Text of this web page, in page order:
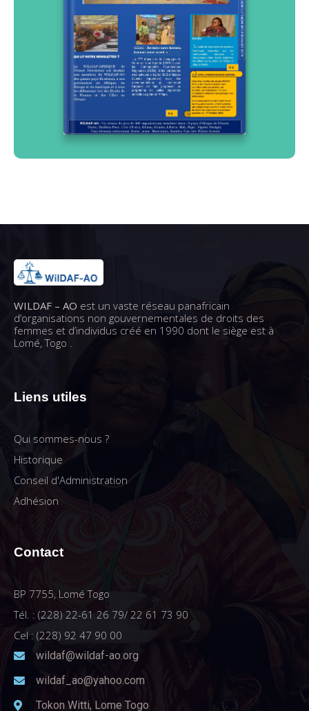
WILDAF – AO est un vaste réseau panafricain
d’organisations non gouvernementales de droits des
femmes et d’individus créé en 1990 dont le siège est à
Lomé, Togo .
Liens utiles
Qui sommes-nous ?
Historique
Conseil d'Administration
Adhésion
Contact
BP 7755, Lomé Togo
Tél. : (228) 22-61 26 79/ 22 61 73 90
Cel : (228) 92 47 90 00
wildaf@wildaf-ao.org
wildaf_ao@yahoo.com
Tokon Witti, Lome Togo